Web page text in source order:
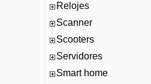
Relojes
Scanner
Scooters
Servidores
Smart home